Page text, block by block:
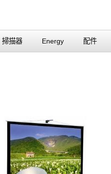
掃描器 Energy 配件